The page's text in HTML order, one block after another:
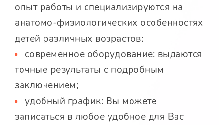
опыт работы и специализируются на
анатомо-физиологических особенностях
детей различных возрастов;
современное оборудование: выдаются
точные результаты с подробным
заключением;
удобный график: Вы можете
записаться в любое удобное для Вас